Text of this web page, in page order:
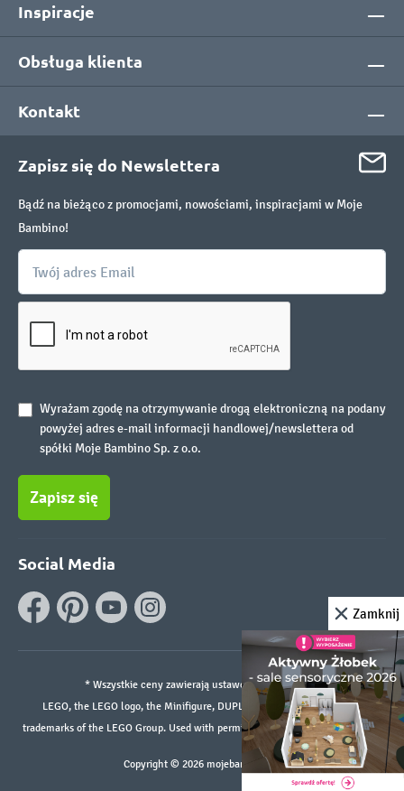
Inspiracje
Obsługa klienta
Kontakt
Zapisz się do Newslettera
Bądź na bieżąco z promocjami, nowościami, inspiracjami w Moje
Bambino!
Wyrażam zgodę na otrzymywanie drogą elektroniczną na podany
powyżej adres e-mail informacji handlowej/newslettera od
spółki Moje Bambino Sp. z o.o.
Zapisz się
Social Media
* Wszystkie ceny zawierają ustawowy podatek VAT.
LEGO, the LEGO logo, the Minifigure, DUPLO, and the SPIKE logo are
trademarks of the LEGO Group. Used with permission. ©2026 The LEGO Group
Copyright © 2026 mojebambino.pl
Zamknij